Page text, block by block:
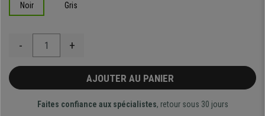
Noir Gris
- +
AJOUTER AU PANIER
Faites confiance aux spécialistes, retour sous 30 jours